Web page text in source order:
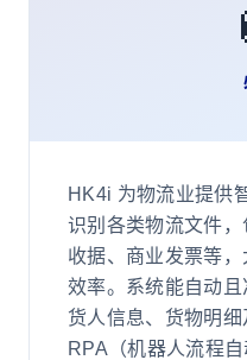
HK4i 为物流业提供
识别各类物流文件，
收据、商业发票等
效率。系统能自动
货人信息、货物明
RPA（机器人流程